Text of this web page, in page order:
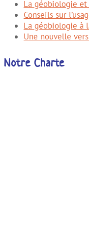
La géobiologie
Conseils sur
La géobiologie à
Une nouvelle
Notre Charte